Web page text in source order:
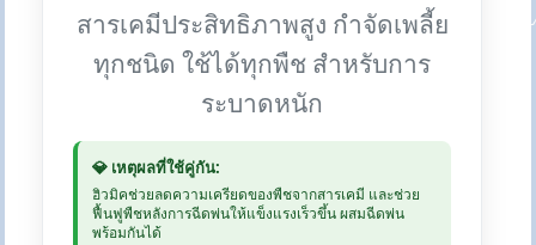
สารเคมีประสิทธิภาพสูง กำจัดเพลี้ย
ทุกชนิด ใช้ได้ทุกพืช สำหรับการ
ระบาดหนัก
💎 เหตุผลที่ใช้คู่กัน:
ฮิวมิคช่วยลดความเครียดของพืชจากสารเคมี และช่วย
ฟื้นฟูพืชหลังการฉีดพ่นให้แข็งแรงเร็วขึ้น ผสมฉีดพ่น
พร้อมกันได้